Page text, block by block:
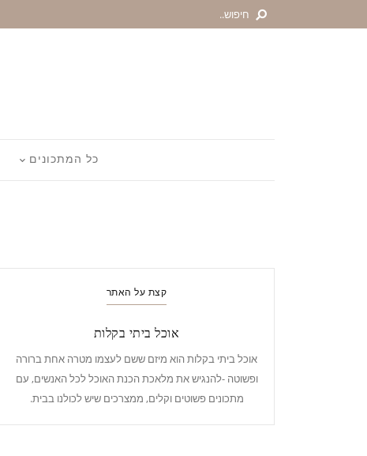
כל המתכונים
קצת על האתר
אוכל ביתי בקלות
אוכל ביתי בקלות הוא מיזם ששם לעצמו מטרה אחת ברורה
ופשוטה -להנגיש את מלאכת הכנת האוכל לכל האנשים, עם
מתכונים פשוטים וקלים, ממצרכים שיש לכולנו בבית.